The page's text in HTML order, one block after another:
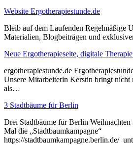
Website Ergotherapiestunde.de
Bleib auf dem Laufenden Regelmäßige
Materialien, Blogbeiträgen und
Neue Ergotherapieseite, digitale
ergotherapiestunde.de
Unsere Mitarbeiterin Kerstin bringt nicht
als…
3 Stadtbäume für Berlin
Drei Stadtbäume für Berlin Weihnachten
Mal die „Stadtbaumkampagne“
https://stadtbaumkampagne.berlin.de/